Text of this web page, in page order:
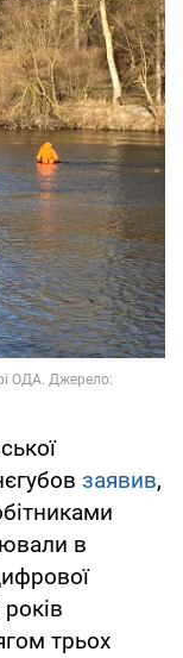
заявив,
в
трьох